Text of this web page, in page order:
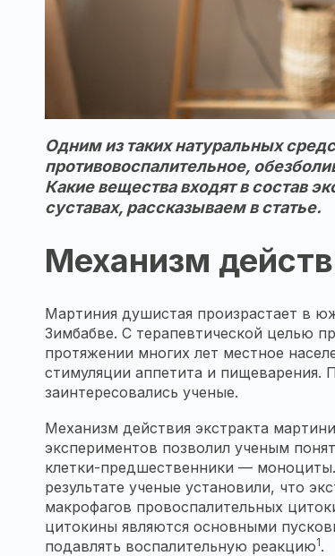
Одним из таких натуральных
противовоспалительное,
Какие вещества входят в состав
суставах, рассказываем в статье.
Механизм
Мартиния душистая произрастает в
Зимбабве. С терапевтической целью
протяжении многих лет местное
стимуляции аппетита и пищеварения.
заинтересовались ученые.
Механизм действия экстракта
экспериментов позволил ученым
клетки-предшественники —
результате ученые установили, что
макрофагов провоспалительных
цитокины являются основными
подавлять воспалительную реакцию1.